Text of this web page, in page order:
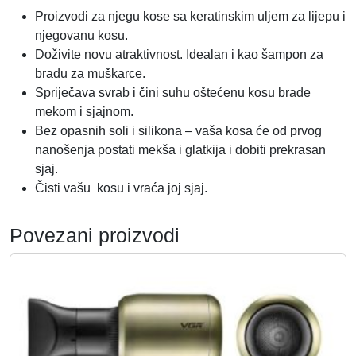
Proizvodi za njegu kose sa keratinskim uljem za lijepu i
njegovanu kosu.
Doživite novu atraktivnost. Idealan i kao šampon za
bradu za muškarce.
Spriječava svrab i čini suhu oštećenu kosu brade
mekom i sjajnom.
Bez opasnih soli i silikona – vaša kosa će od prvog
nanošenja postati mekša i glatkija i dobiti prekrasan
sjaj.
Čisti vašu kosu i vraća joj sjaj.
Povezani proizvodi